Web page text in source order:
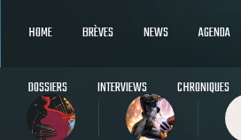
HOME BRÈVES NEWS AGENDA
DOSSIERS INTERVIEWS CHRONIQUES